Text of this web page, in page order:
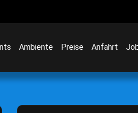
Ambiente Preise Anfahrt